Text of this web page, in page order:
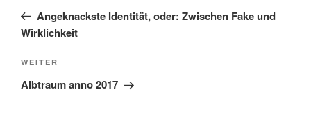
BeitragAngeknackste Identität, oder: Zwischen Fake und
Wirklichkeit
Nächster
Beitrag
WEITER
Albtraum anno 2017